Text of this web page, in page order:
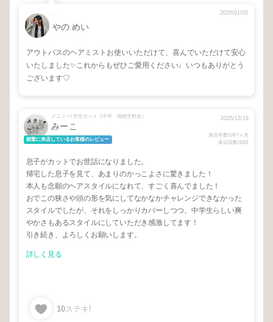
やの めい
2026/01/05
アウトバスのヘアミストお使いいただけて、喜んでいただけて安心
いたしました✨これからもぜひご愛用ください♩いつもありがとう
ございます♡
メニュー/ 学生カット［中学・高校生料金］
みーこ
頻繁に来店しているお客様のレビュー
2025/12/19
来店年数/1年7ヶ月
来店回数/10回
息子がカットでお世話になりました。
帰宅した息子を見て、あまりのかっこよさに驚きました！
本人も念願のヘアスタイルになれて、すごく喜んでました！
おでこの狭さや頭の形を気にしてなかなかチャレンジできなかった
スタイルでしたが、それをしっかりカバーしつつ、中学生らしい爽
やかさもあるスタイルにしていただき感激してます！
引き続き、よろしくお願いします。
詳しく見る
10ステキ!